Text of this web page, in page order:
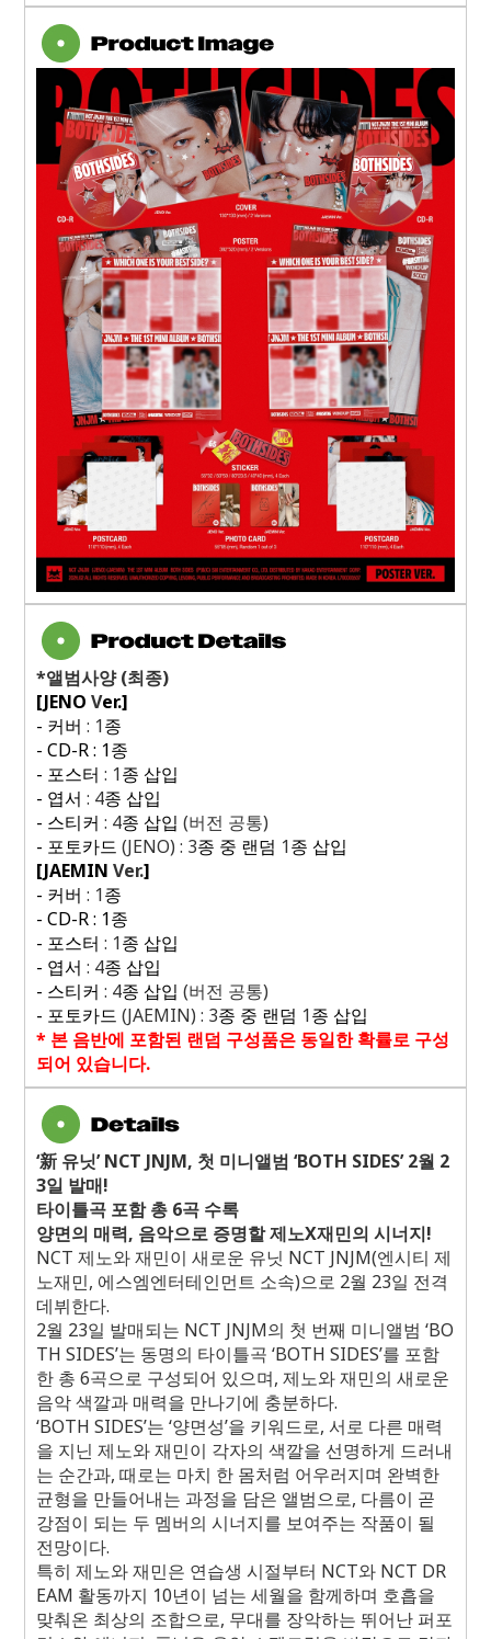
*앨범사양(최종)
[JENO Ver.]
- 커버 : 1종
- CD-R : 1종
- 포스터 : 1종 삽입
- 엽서 : 4종 삽입
- 스티커 : 4종 삽입 (버전 공통)
- 포토카드 (JENO) : 3종 중 랜덤 1종 삽입
[JAEMIN Ver.]
- 커버 : 1종
- CD-R : 1종
- 포스터 : 1종 삽입
- 엽서 : 4종 삽입
- 스티커 : 4종 삽입 (버전 공통)
- 포토카드 (JAEMIN) : 3종 중 랜덤 1종 삽입
* 본 음반에 포함된 랜덤 구성품은 동일한 확률로 구성
되어 있습니다.
‘新 유닛’ NCT JNJM, 첫 미니앨범 ‘BOTH SIDES’ 2월 2
3일 발매!
타이틀곡 포함 총6곡 수록
양면의 매력, 음악으로 증명할 제노X재민의 시너지!
NCT 제노와 재민이 새로운 유닛 NCT JNJM(엔시티 제
노재민, 에스엠엔터테인먼트 소속)으로 2월 23일 전격
데뷔한다.
2월 23일 발매되는 NCT JNJM의 첫 번째 미니앨범 ‘BO
TH SIDES’는 동명의 타이틀곡 ‘BOTH SIDES’를 포함
한 총 6곡으로 구성되어 있으며, 제노와 재민의 새로운
음악 색깔과 매력을 만나기에 충분하다.
‘BOTH SIDES’는 ‘양면성’을 키워드로, 서로 다른 매력
을 지닌 제노와 재민이 각자의 색깔을 선명하게 드러내
는 순간과, 때로는 마치 한 몸처럼 어우러지며 완벽한
균형을 만들어내는 과정을 담은 앨범으로, 다름이 곧
강점이 되는 두 멤버의 시너지를 보여주는 작품이 될
전망이다.
특히 제노와 재민은 연습생 시절부터 NCT와NCT DR
EAM 활동까지 10년이 넘는 세월을 함께하며 호흡을
맞춰온 최상의 조합으로, 무대를 장악하는 뛰어난 퍼포